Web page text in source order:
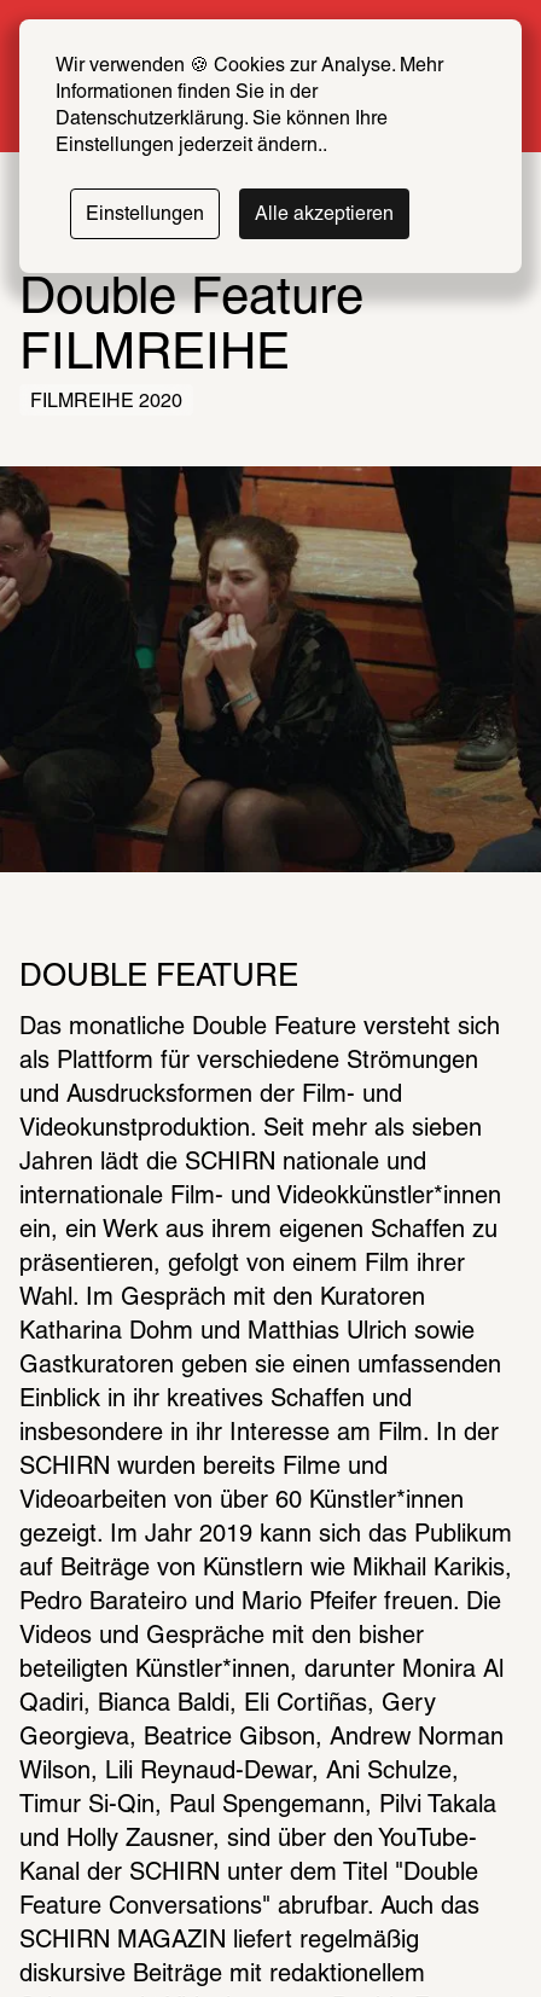
Wir verwenden 🍪 Cookies zur Analyse. Mehr
Informationen finden Sie in der
Datenschutzerklärung. Sie können Ihre
Einstellungen jederzeit ändern..
Einstellungen Alle akzeptieren
SCHIRN FREUND*IN werden
Mehr erfahren
Double Feature
FILMREIHE
FILMREIHE 2020
DOUBLE FEATURE
Das monatliche Double Feature versteht sich
als Plattform für verschiedene Strömungen
und Ausdrucksformen der Film- und
Videokunstproduktion. Seit mehr als sieben
Jahren lädt die SCHIRN nationale und
internationale Film- und Videokkünstler*innen
ein, ein Werk aus ihrem eigenen Schaffen zu
präsentieren, gefolgt von einem Film ihrer
Wahl. Im Gespräch mit den Kuratoren
Katharina Dohm und Matthias Ulrich sowie
Gastkuratoren geben sie einen umfassenden
Einblick in ihr kreatives Schaffen und
insbesondere in ihr Interesse am Film. In der
SCHIRN wurden bereits Filme und
Videoarbeiten von über 60 Künstler*innen
gezeigt. Im Jahr 2019 kann sich das Publikum
auf Beiträge von Künstlern wie Mikhail Karikis,
Pedro Barateiro und Mario Pfeifer freuen. Die
Videos und Gespräche mit den bisher
beteiligten Künstler*innen, darunter Monira Al
Qadiri, Bianca Baldi, Eli Cortiñas, Gery
Georgieva, Beatrice Gibson, Andrew Norman
Wilson, Lili Reynaud-Dewar, Ani Schulze,
Timur Si-Qin, Paul Spengemann, Pilvi Takala
und Holly Zausner, sind über den YouTube-
Kanal der SCHIRN unter dem Titel "Double
Feature Conversations" abrufbar. Auch das
SCHIRN MAGAZIN liefert regelmäßig
diskursive Beiträge mit redaktionellem